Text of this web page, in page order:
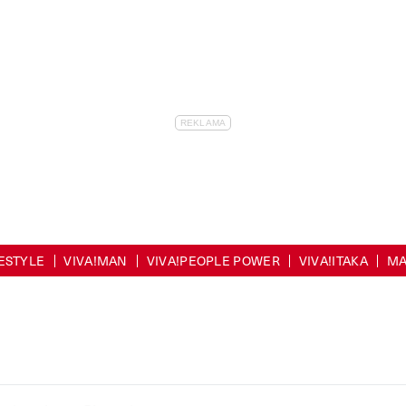
VIVA!MAN VIVA!PEOPLE POWER VIVA!ITAKA